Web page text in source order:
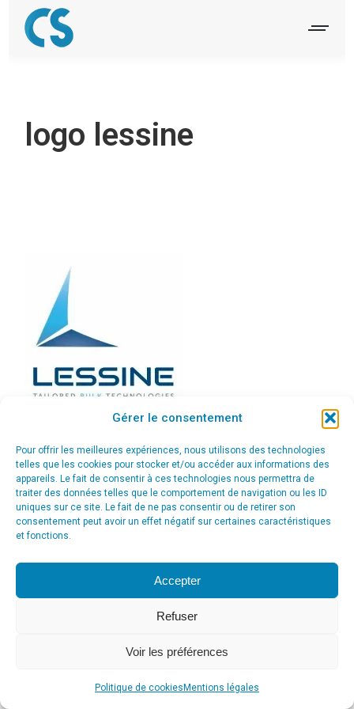
Gérer le consentement
Pour offrir les meilleures expériences, nous utilisons des technologies
telles que les cookies pour stocker et/ou accéder aux informations des
appareils. Le fait de consentir à ces technologies nous permettra de
traiter des données telles que le comportement de navigation ou les ID
uniques sur ce site. Le fait de ne pas consentir ou de retirer son
consentement peut avoir un effet négatif sur certaines caractéristiques
et fonctions.
Accepter
Refuser
Voir les préférences
Politique de cookies Mentions légales
logo lessine
© Agence Communication Support [ Agence CS ] - Conseil en
communication et marketing à Ath